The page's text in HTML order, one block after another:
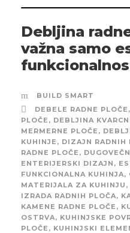
Debljina
važna samo
BUILD SMART
DEBELE RADNE PLOČE ,
PLOČE , DEBLJINA
MERMERNE PLOČE ,
KUHINJE , DIZAJN RADNIH
RADNE PLOČE ,
ENTERIJERSKI DIZAJN ,
FUNKCIONALNA KUHINJA,
MATERIJALA ZA KUHINJU ,
IZRADA RADNIH PLOČA,
KAMENE RADNE PLOČE ,
OSTRVA, KUHINJSKE
PLOČE , KUHINJSKI